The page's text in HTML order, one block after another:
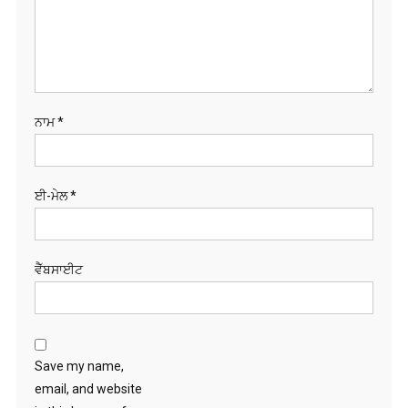
ਨਾਮ*
ਈ-ਮੇਲ*
ਵੈੱਬਸਾਈਟ
Save my name,
email, and website